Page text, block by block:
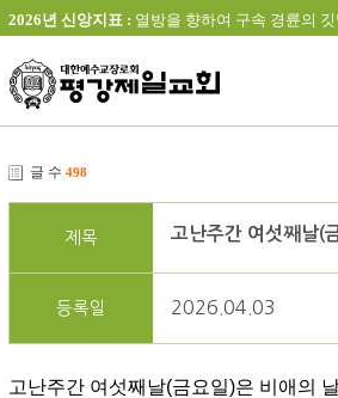
2026년 신앙지표 : 열방을 향하여 구속 경륜의
글 수 498
제목 고난주간 여섯째날(
등록일 2026.04.03
고난주간 여섯째날(금요일)은 비애의